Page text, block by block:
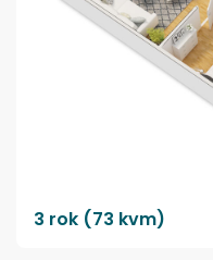
3 rok (73 kvm)